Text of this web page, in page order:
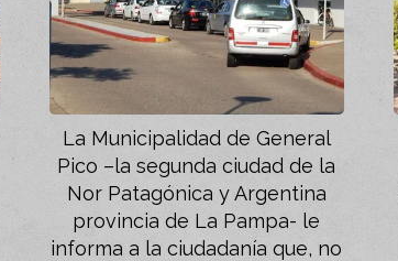
La Municipalidad de General
Pico –la segunda ciudad de la
Nor Patagónica y Argentina
provincia de La Pampa- le
informa a la ciudadanía que, no